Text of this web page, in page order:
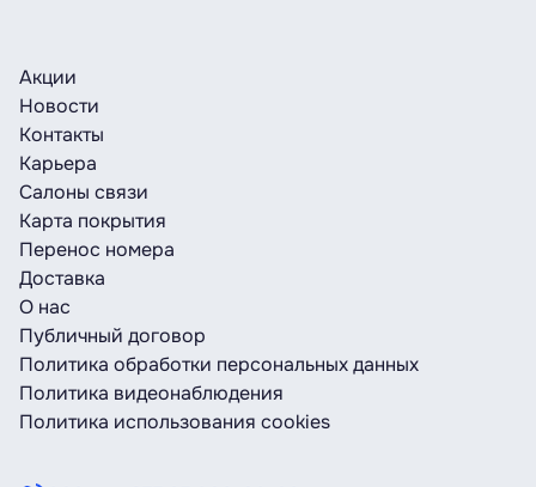
Акции
Новости
Контакты
Карьера
Салоны связи
Карта покрытия
Перенос номера
Доставка
О нас
Публичный договор
Политика обработки персональных данных
Политика видеонаблюдения
Политика использования cookies